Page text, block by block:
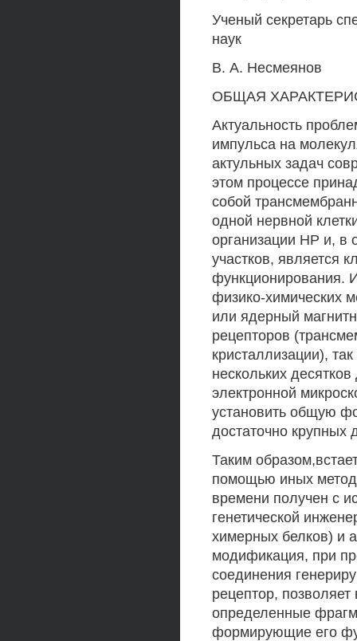
Ученый секретарь
наук
В. А. Несмеянов
ОБЩАЯ
Актуальность
импульса на
актульных задач
этом процессе
собой
одной нервной
организации НР и, в
участков, является
функционирования.
физико-химических
или ядерный
рецепторов
кристаллизации),
нескольких
электронной
установить общую
достаточно крупных
Таким
помощью иных
времени получен с
генетической
химерных белков)
модификация, при
соединения
рецептор,
определенные
формирующие его